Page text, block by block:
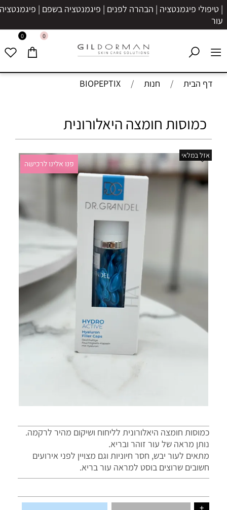
| טיפולי פיגמנטציה | הבהרה לפנים | פיגמנטציה בשפם |
עור
0 0
דף הבית / חנות /
BIOPEPTIX
כמוסות חומצה היאלורונית
פנו אלינו לרכישה
אזל במלאי
כמוסות חומצה היאלורונית לליחוח ושיקום מהיר לרקמה.
נותן מראה של עור זוהר ובריא.
מתאים לעור יבש, חסר חיוניות וגם מצויין לפני אירועים
חשובים שרוצים בוסט למראה עור בריא.